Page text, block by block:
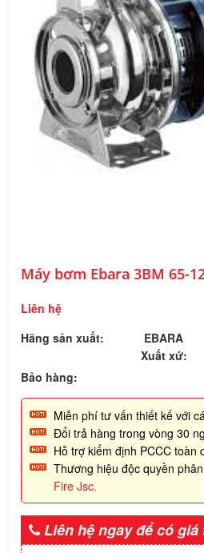
Máy bơm Ebara 3BM 65-
Liên hệ
Hãng sản xuất:
EBARA
Xuất xứ:
Bảo hàng:
Miễn phí tư vấn thiết kế với
Đổi trả hàng trong vòng 30
Hỗ trợ kiểm định PCCC toàn
Thương hiệu độc quyền
Fire Jsc.
Liên hệ ngay để có